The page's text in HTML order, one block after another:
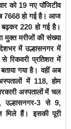
को 19 नए पाॅजिटीव
7668 हो गई है। आज
बढ़कर 220 हो गई है।
मुक्त मरीजों की संख्या
में उल्हासनगर में
रिकवरी प्रतिशत में
गया है। वहींअब
में 118, होम
अस्पतालों में चल
उल्हासनगर-3 से 9,
मिले हैं। इसकी पूरी